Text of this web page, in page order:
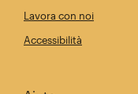
Lavora con noi
Accessibilità